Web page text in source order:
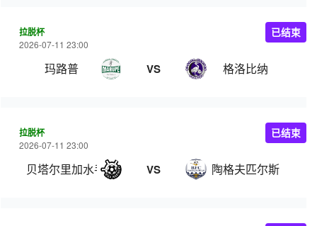
拉脱杯
2026-07-11 23:00
玛路普 VS 格洛比纳
已结束
拉脱杯
2026-07-11 23:00
贝塔尔里加水手 VS 陶格夫匹尔斯
已结束